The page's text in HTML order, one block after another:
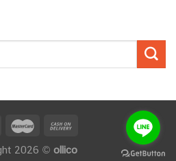
2026 © ollico